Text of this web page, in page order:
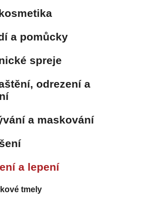
a pomůcky
spreje
odrezení a
a maskování
a lepení
tmely